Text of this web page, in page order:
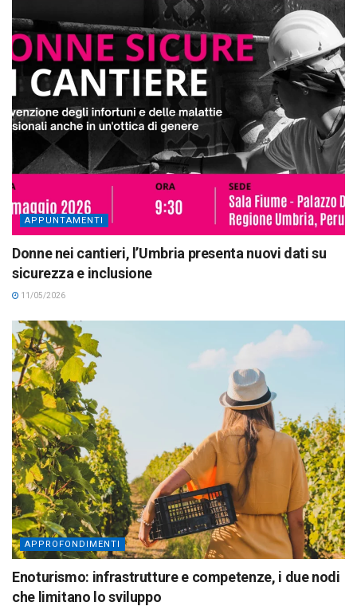
APPUNTAMENTI
Donne nei cantieri, l’Umbria presenta nuovi dati su
sicurezza e inclusione
11/05/2026
APPROFONDIMENTI
Enoturismo: infrastrutture e competenze, i due nodi
che limitano lo sviluppo